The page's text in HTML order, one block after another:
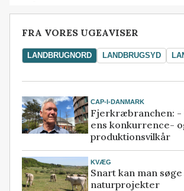
FRA VORES UGEAVISER
LANDBRUGNORD LANDBRUGSYD
CAP-I-DANMARK
Fjerkræbranchen: -
ens konkurrence-
produktionsvilkår
KVÆG
Snart kan man
naturprojekter